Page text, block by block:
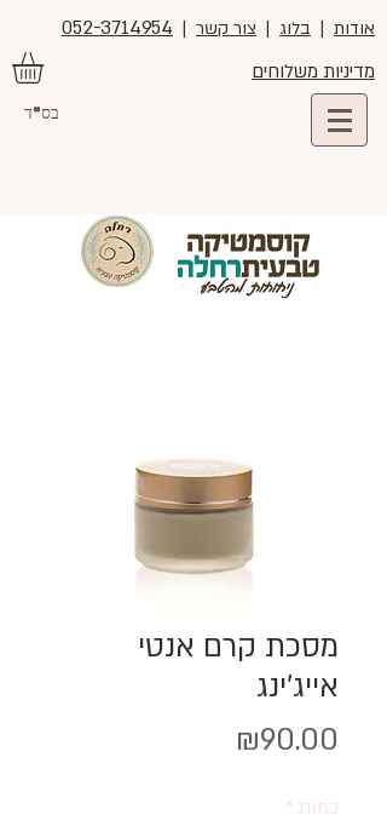
אודות | בלוג | צור קשר |
052-3714954
מדיניות משלוחים
בס"ד
מסכת קרם אנטי
אייג'ינג
₪90.00
כמות *